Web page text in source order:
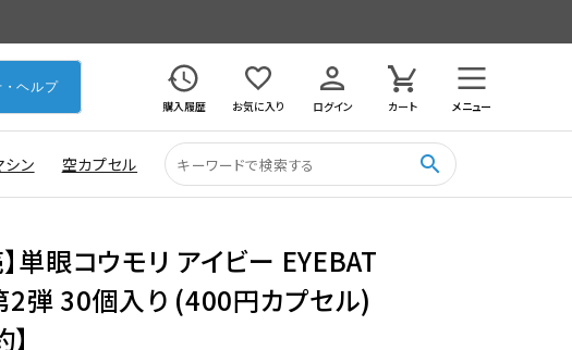
・ヘルプ
購入履歴
お気に入り ログイン カート メニュー
シン 空カプセル search
単眼コウモリ アイビー EYEBAT
2弾 30個入り (400円カプセル)